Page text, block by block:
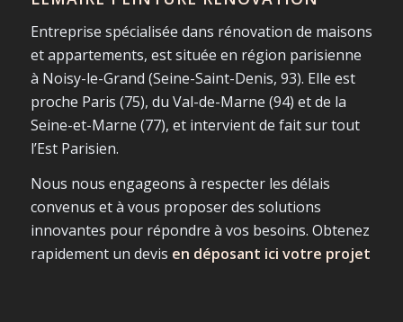
Entreprise spécialisée dans rénovation de maisons
et appartements, est située en région parisienne
à Noisy-le-Grand (Seine-Saint-Denis, 93). Elle est
proche Paris (75), du Val-de-Marne (94) et de la
Seine-et-Marne (77), et intervient de fait sur tout
l’Est Parisien.
Nous nous engageons à respecter les délais
convenus et à vous proposer des solutions
innovantes pour répondre à vos besoins. Obtenez
rapidement un devis en déposant ici votre projet